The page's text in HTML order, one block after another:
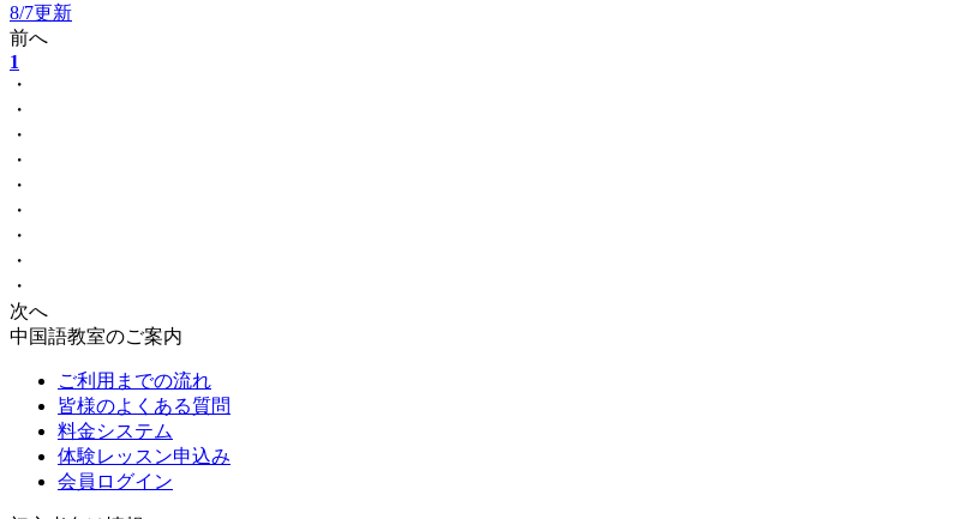
8/7更新
前へ
1
・
・
・
・
・
・
・
・
・
次へ
中国語教室のご案内
ご利用までの流れ
皆様のよくある質問
料金システム
体験レッスン申込み
会員ログイン